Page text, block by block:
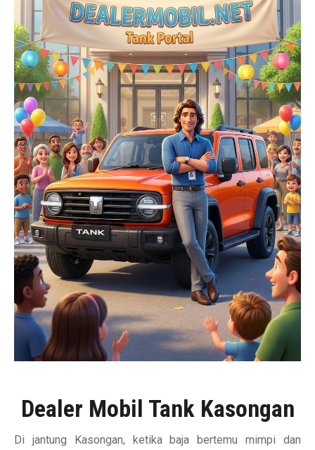
Dealer Mobil Tank Kasongan
Di jantung Kasongan, ketika baja bertemu mimpi dan